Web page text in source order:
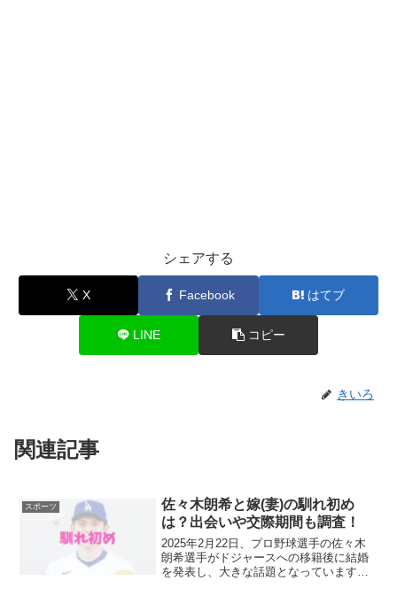
シェアする
X Facebook はてブ
LINE コピー
きいろ
関連記事
スポーツ
佐々木朗希と嫁(妻)の馴れ初め
は？出会いや交際期間も調査！
2025年2月22日、プロ野球選手の佐々木
朗希選手がドジャースへの移籍後に結婚
を発表し、大きな話題となっています。